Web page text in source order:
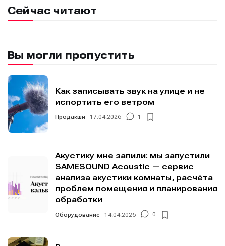
Сейчас читают
Вы могли пропустить
Как записывать звук на улице и не
испортить его ветром
Продакшн 17.04.2026 1
Акустику мне запили: мы запустили
SAMESOUND Acoustic — сервис
анализа акустики комнаты, расчёта
проблем помещения и планирования
обработки
Оборудование 14.04.2026 0